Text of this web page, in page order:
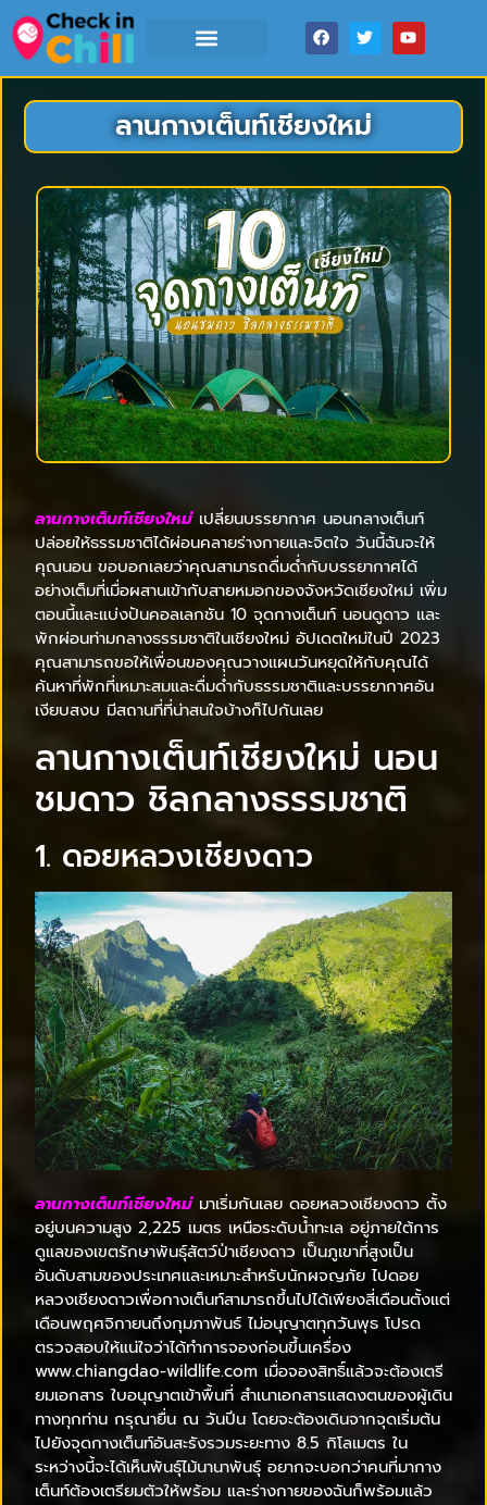
ลานกางเต็นท์เชียงใหม่
ลานกางเต็นท์เชียงใหม่เปลี่ยนบรรยากาศ นอนกลางเต็นท์
ปล่อยให้ธรรมชาติได้ผ่อนคลายร่างกายและจิตใจ วันนี้ฉันจะให้
คุณนอน ขอบอกเลยว่าคุณสามารถดื่มด่ำกับบรรยากาศได้
อย่างเต็มที่เมื่อผสานเข้ากับสายหมอกของจังหวัดเชียงใหม่ เพิ่ม
ตอนนี้และแบ่งปันคอลเลกชัน 10 จุดกางเต็นท์ นอนดูดาว และ
พักผ่อนท่ามกลางธรรมชาติในเชียงใหม่ อัปเดตใหม่ในปี 2023
คุณสามารถขอให้เพื่อนของคุณวางแผนวันหยุดให้กับคุณได้
ค้นหาที่พักที่เหมาะสมและดื่มด่ำกับธรรมชาติและบรรยากาศอัน
เงียบสงบ มีสถานที่ที่น่าสนใจบ้างก็ไปกันเลย
ลานกางเต็นท์เชียงใหม่ นอน
ชมดาว ชิลกลางธรรมชาติ
1. ดอยหลวงเชียงดาว
ลานกางเต็นท์เชียงใหม่มาเริ่มกันเลย ดอยหลวงเชียงดาว ตั้ง
อยู่บนความสูง 2,225 เมตร เหนือระดับน้ำทะเล อยู่ภายใต้การ
ดูแลของเขตรักษาพันธุ์สัตว์ป่าเชียงดาว เป็นภูเขาที่สูงเป็น
อันดับสามของประเทศและเหมาะสำหรับนักผจญภัย ไปดอย
หลวงเชียงดาวเพื่อกางเต็นท์สามารถขึ้นไปได้เพียงสี่เดือนตั้งแต่
เดือนพฤศจิกายนถึงกุมภาพันธ์ ไม่อนุญาตทุกวันพุธ โปรด
ตรวจสอบให้แน่ใจว่าได้ทำการจองก่อนขึ้นเครื่อง
www.chiangdao-wildlife.com เมื่อจองสิทธิ์แล้วจะต้องเตรี
ยมเอกสาร ใบอนุญาตเข้าพื้นที่ สำเนาเอกสารแสดงตนของผู้เดิน
ทางทุกท่าน กรุณายื่น ณ วันปีน โดยจะต้องเดินจากจุดเริ่มต้น
ไปยังจุดกางเต็นท์อันสะรังรวมระยะทาง 8.5 กิโลเมตร ใน
ระหว่างนี้จะได้เห็นพันธุ์ไม้นานาพันธุ์ อยากจะบอกว่าคนที่มากาง
เต็นท์ต้องเตรียมตัวให้พร้อม และร่างกายของฉันก็พร้อมแล้ว